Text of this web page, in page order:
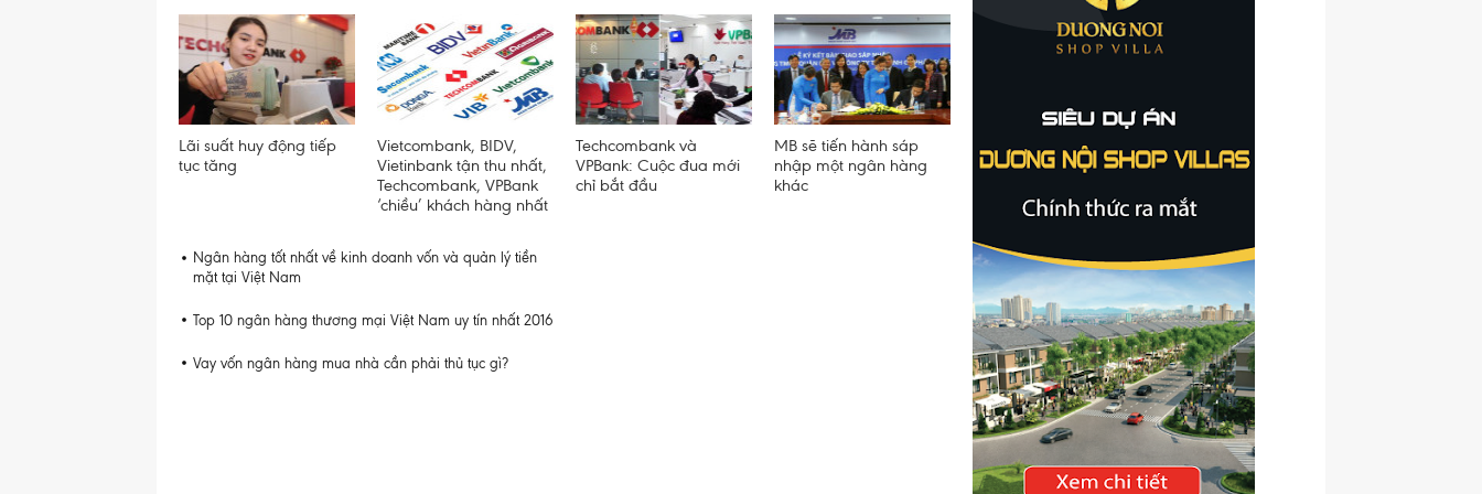
Lãi suất huy động tiếp
tục tăng
Vietcombank, BIDV,
Vietinbank tận thu nhất,
Techcombank, VPBank
‘chiều’ khách hàng nhất
Techcombank và
VPBank: Cuộc đua mới
chỉ bắt đầu
MB sẽ tiến hành sáp
nhập một ngân hàng
khác
Ngân hàng tốt nhất về kinh doanh vốn và quản lý tiền
mặt tại Việt Nam
Top 10 ngân hàng thương mại Việt Nam uy tín nhất 2016
Vay vốn ngân hàng mua nhà cần phải thủ tục gì?